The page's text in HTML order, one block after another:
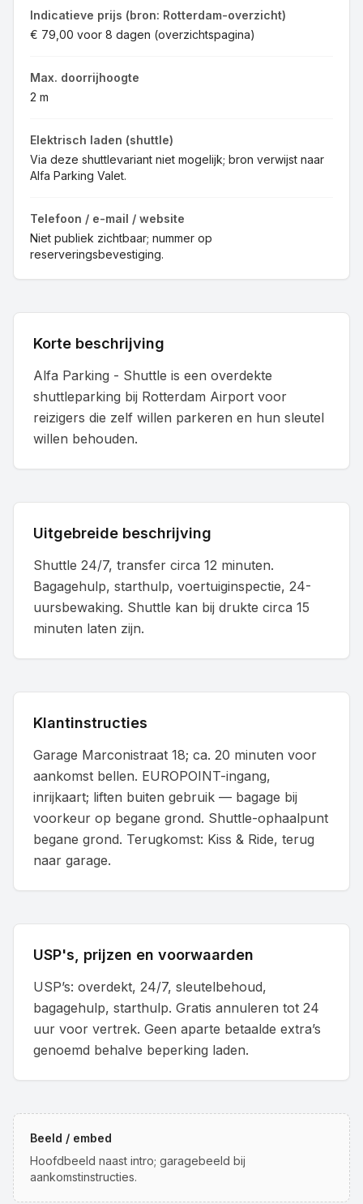
Indicatieve prijs (bron: Rotterdam-overzicht)
€ 79,00 voor 8 dagen (overzichtspagina)
Max. doorrijhoogte
2 m
Elektrisch laden (shuttle)
Via deze shuttlevariant niet mogelijk; bron verwijst naar
Alfa Parking Valet.
Telefoon / e-mail / website
Niet publiek zichtbaar; nummer op
reserveringsbevestiging.
Korte beschrijving
Alfa Parking - Shuttle is een overdekte
shuttleparking bij Rotterdam Airport voor
reizigers die zelf willen parkeren en hun sleutel
willen behouden.
Uitgebreide beschrijving
Shuttle 24/7, transfer circa 12 minuten.
Bagagehulp, starthulp, voertuiginspectie, 24-
uursbewaking. Shuttle kan bij drukte circa 15
minuten laten zijn.
Klantinstructies
Garage Marconistraat 18; ca. 20 minuten voor
aankomst bellen. EUROPOINT-ingang,
inrijkaart; liften buiten gebruik — bagage bij
voorkeur op begane grond. Shuttle-ophaalpunt
begane grond. Terugkomst: Kiss & Ride, terug
naar garage.
USP's, prijzen en voorwaarden
USP’s: overdekt, 24/7, sleutelbehoud,
bagagehulp, starthulp. Gratis annuleren tot 24
uur voor vertrek. Geen aparte betaalde extra’s
genoemd behalve beperking laden.
Beeld / embed
Hoofdbeeld naast intro; garagebeeld bij
aankomstinstructies.